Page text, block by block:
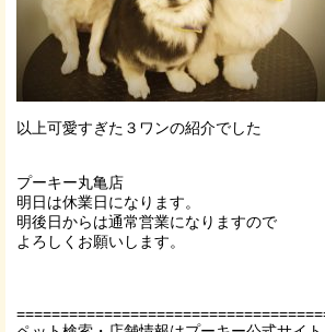
以上可愛すぎた３ワンの紹介でした
プーキー丸亀店
明日は休業日になります。
明後日からは通常営業になりますので
よろしくお願いします。